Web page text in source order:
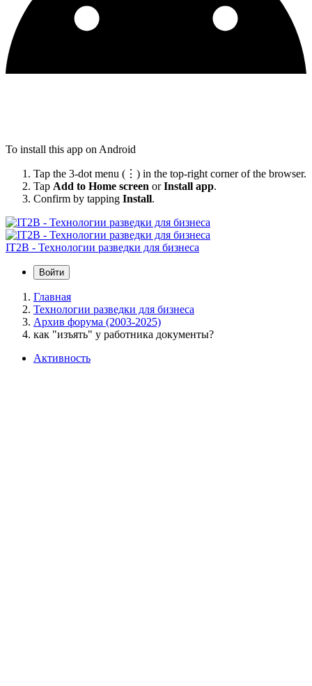
To install this app on Android
Tap the 3-dot menu (⋮) in the top-right corner of the browser.
Tap Add to Home screen orInstall app.
Confirm by tapping Install.
IT2B - Технологии разведки для бизнеса
Войти
Главная
Технологии разведки для бизнеса
Архив форума (2003-2025)
как "изъять" у работника документы?
Активность